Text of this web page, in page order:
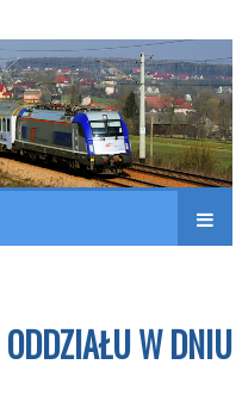
of Transportation
W DNIU